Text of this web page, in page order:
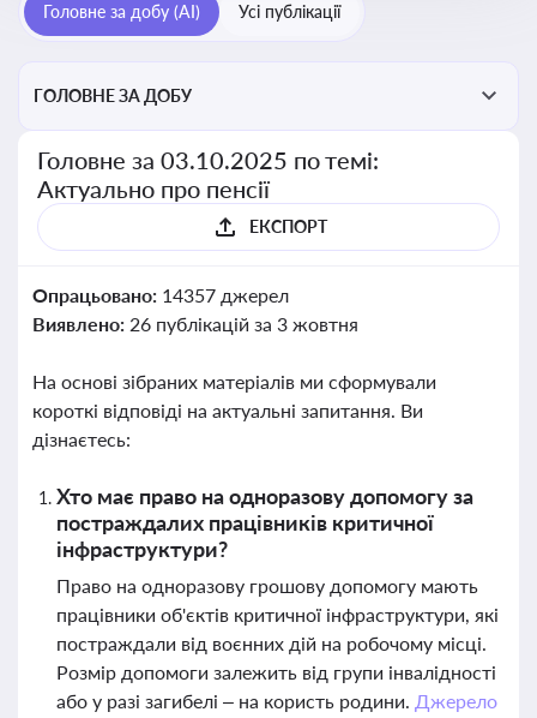
Головне за добу (AI) Усі публікації
ГОЛОВНЕ ЗА ДОБУ
Головне за 03.10.2025 по темі:
Актуально про пенсії
ЕКСПОРТ
Опрацьовано: 14357 джерел
Виявлено: 26 публікацій за 3 жовтня
На основі зібраних матеріалів ми сформували
короткі відповіді на актуальні запитання. Ви
дізнаєтесь:
Хто має право на одноразову допомогу за
постраждалих працівників критичної
інфраструктури?
Право на одноразову грошову допомогу мають
працівники об'єктів критичної інфраструктури, які
постраждали від воєнних дій на робочому місці.
Розмір допомоги залежить від групи інвалідності
або у разі загибелі – на користь родини. Джерело